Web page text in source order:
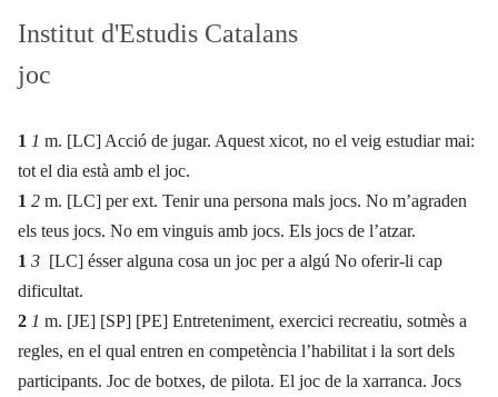
Institut d'Estudis Catalans
joc
1 1 m. [LC] Acció de jugar. Aquest xicot, no el veig estudiar mai:
tot el dia està amb el joc.
1 2 m. [LC] per ext. Tenir una persona mals jocs. No m’agraden
els teus jocs. No em vinguis amb jocs. Els jocs de l’atzar.
1 3 [LC] ésser alguna cosa un joc per a algú No oferir-li cap
dificultat.
2 1 m. [JE] [SP] [PE] Entreteniment, exercici recreatiu, sotmès a
regles, en el qual entren en competència l’habilitat i la sort dels
participants. Joc de botxes, de pilota. El joc de la xarranca. Jocs